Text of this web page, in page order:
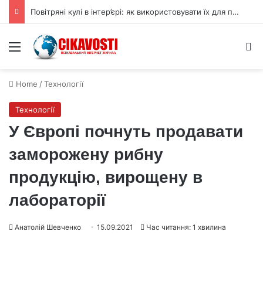
Повітряні кулі в інтер’єрі: як використовувати їх для прикраси
Menu
Home /Технології
Технології
У Європі почнуть продавати
заморожену рибну
продукцію, вирощену в
лабораторії
Анатолій Шевченко 15.09.2021 Час читання: 1 хвилина